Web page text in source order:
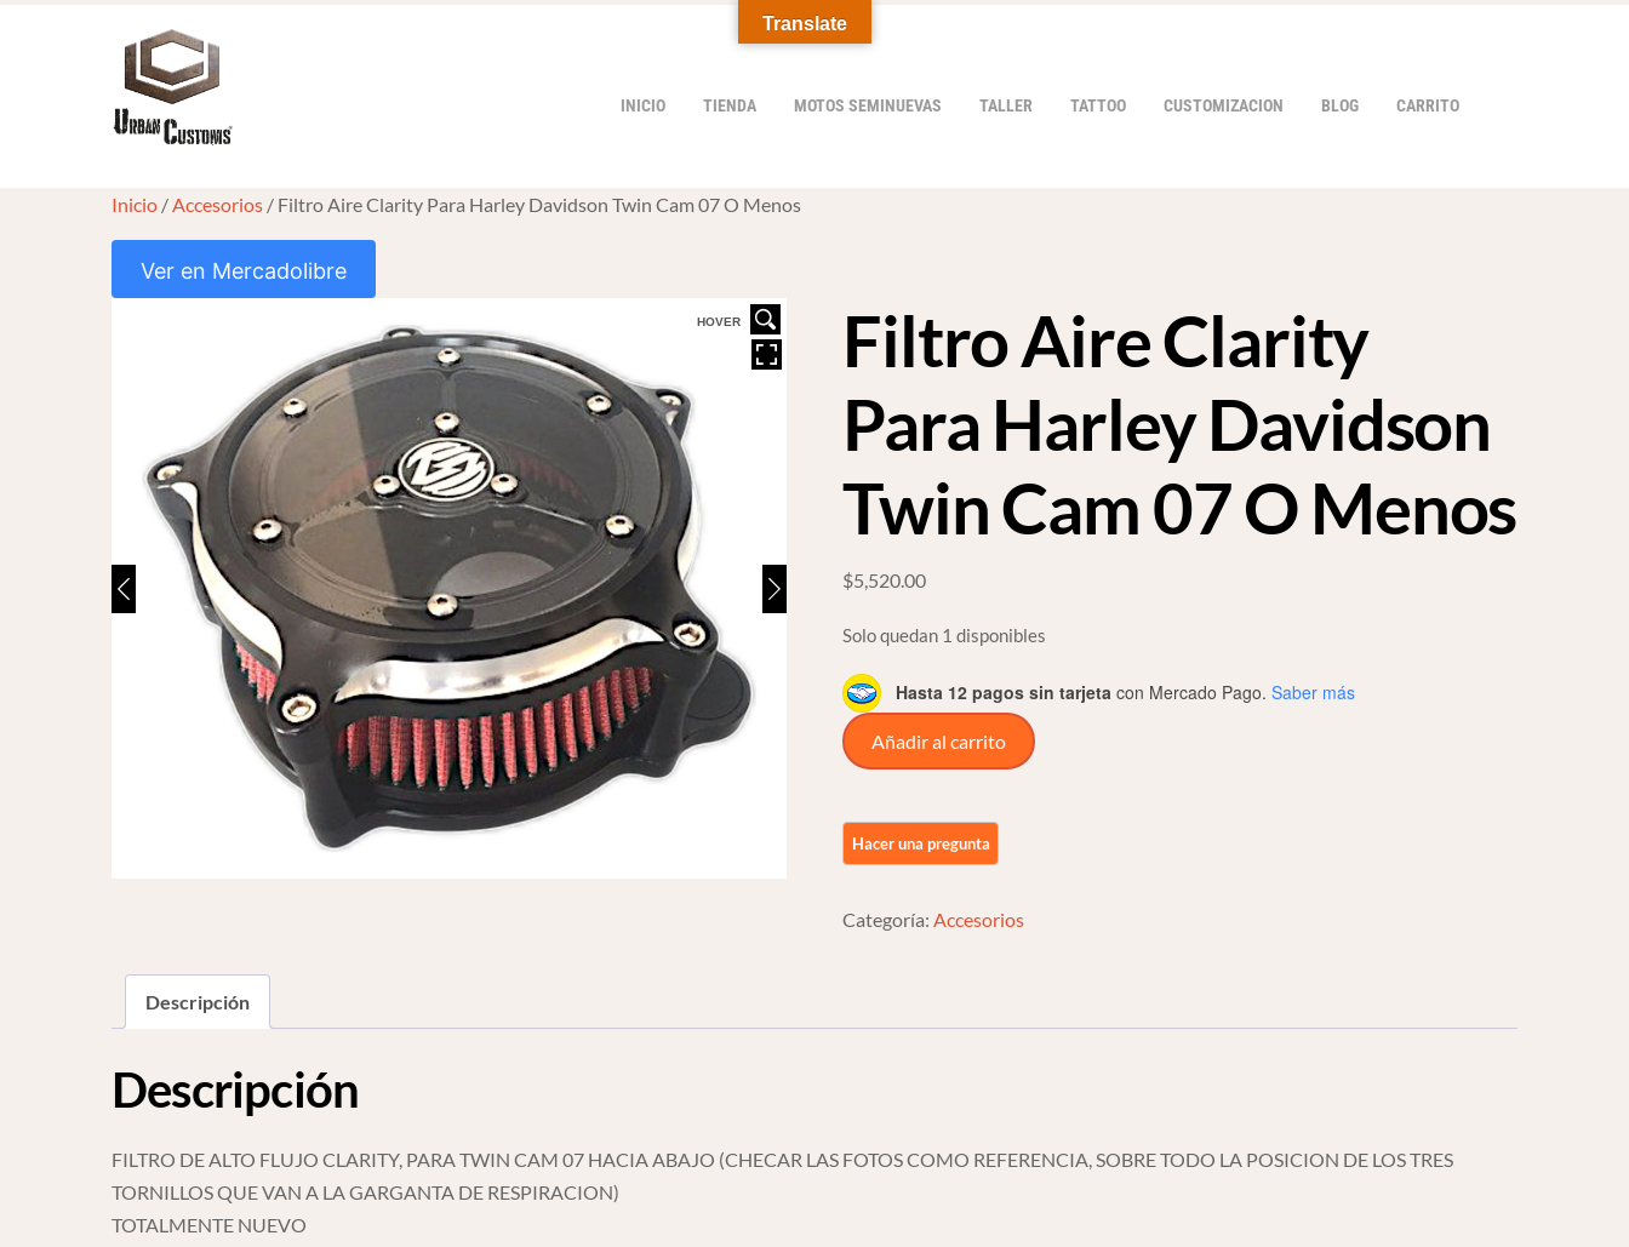
INICIO TIENDA MOTOS SEMINUEVAS TALLER TATTOO CUSTOMIZACION BLOG CARRITO
Inicio /Accesorios / Filtro Aire Clarity Para Harley Davidson Twin Cam 07 O Menos
Ver en Mercadolibre
HOVER
Filtro Aire Clarity
Para Harley Davidson
Twin Cam 07 O Menos
$5,520.00
Solo quedan 1 disponibles
Hasta 12 pagos sin tarjeta con Mercado Pago. Saber más
Filtro
Aire
Para
Harley
Twin
Añadir al carrito
Categoría:Accesorios
Descripción
Descripción
FILTRO DE ALTO FLUJO CLARITY, PARA TWIN CAM 07 HACIA ABAJO (CHECAR LAS FOTOS COMO REFERENCIA, SOBRE TODO LA POSICION DE LOS TRES
TORNILLOS QUE VAN A LA GARGANTA DE RESPIRACION)
TOTALMENTE NUEVO
Translate